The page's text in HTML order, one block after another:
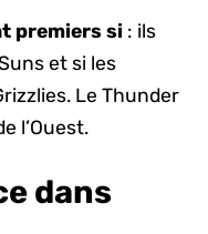
premiers si : ils
et si les
Le Thunder
l’Ouest.
dans